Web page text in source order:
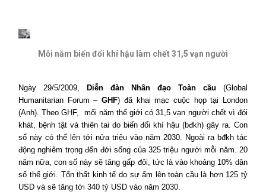
Mỗi năm biến đổi khí hậu làm chết 31,5 vạn người
Ngày 29/5/2009, Diễn đàn Nhân đạo Toàn cầu (Global
Humanitarian Forum –GHF) đã khai mạc cuộc họp tại
London
(Anh). Theo GHF,
mối năm thế giới có 31,5 vạn người chết vì đói
khát, bệnh tật và thiên tai do biến đổi khí hậu (bđkh) gây ra. Con
số này có thể lên tới nửa triệu vào năm 2030. Ngoài ra bđkh tác
động nghiêm trọng đến đới sống của 325 triệu người mỗi năm. 20
năm nữa, con số này sẽ tăng gấp đôi, tức là vào khoảng 10% dân
số thế giới. Tổn thất kinh tế do sự ấm lên toàn cầu là hơn 125 tỷ
USD và sẽ tăng tới 340 tỷ USD vào năm 2030.